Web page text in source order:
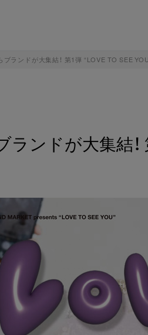
ランドが大集結！ 第1弾 “LOVE TO SEE
ンドが大集結！